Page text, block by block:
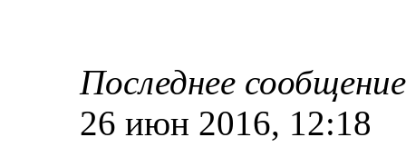
Последнее
26 июн 2016, 12:18